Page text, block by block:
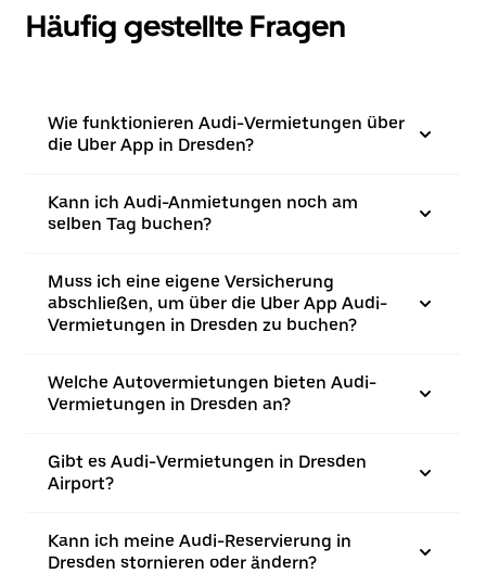
Häufig gestellte Fragen
Wie funktionieren Audi-Vermietungen über
die Uber App in Dresden?
Kann ich Audi-Anmietungen noch am
selben Tag buchen?
Muss ich eine eigene Versicherung
abschließen, um über die Uber App Audi-
Vermietungen in Dresden zu buchen?
Welche Autovermietungen bieten Audi-
Vermietungen in Dresden an?
Gibt es Audi-Vermietungen in Dresden
Airport?
Kann ich meine Audi-Reservierung in
Dresden stornieren oder ändern?